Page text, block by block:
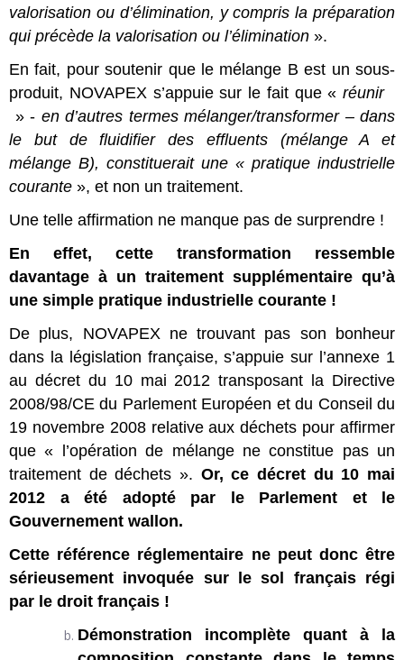
valorisation ou d’élimination, y compris la préparation
qui précède la valorisation ou l’élimination ».
En fait, pour soutenir que le mélange B est un sous-
produit, NOVAPEX s’appuie sur le fait que «réunir
» - en d’autres termes mélanger/transformer – dans
le but de fluidifier des effluents (mélange A et
mélange B), constituerait une « pratique industrielle
courante », et non un traitement.
Une telle affirmation ne manque pas de surprendre !
En effet, cette transformation ressemble
davantage à un traitement supplémentaire qu’à
une simple pratique industrielle courante !
De plus, NOVAPEX ne trouvant pas son bonheur
dans la législation française, s’appuie sur l’annexe 1
au décret du 10 mai 2012 transposant la Directive
2008/98/CE du Parlement Européen et du Conseil du
19 novembre 2008 relative aux déchets pour affirmer
que « l’opération de mélange ne constitue pas un
traitement de déchets ». Or, ce décret du 10 mai
2012 a été adopté par le Parlement et le
Gouvernement wallon.
Cette référence réglementaire ne peut donc être
sérieusement invoquée sur le sol français régi
par le droit français !
Démonstration incomplète quant à la